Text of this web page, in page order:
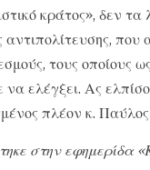
κράτος», δεν τα
αντιπολίτευσης, που
τους οποίους
να ελέγξει. Ας
πλέον κ.
στην εφημερίδα